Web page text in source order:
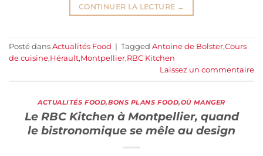
CONTINUER LA LECTURE →
Posté dans Actualités Food | Tagged Antoine de Bolster,Cours
de cuisine,Hérault,Montpellier,RBC Kitchen
Laissez un commentaire
ACTUALITÉS FOOD,BONS PLANS FOOD,OÙ MANGER
Le RBC Kitchen à Montpellier, quand
le bistronomique se mêle au design